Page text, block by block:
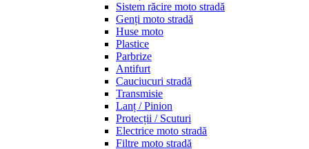
Sistem răcire moto stradă
Genți moto stradă
Huse moto
Plastice
Parbrize
Antifurt
Cauciucuri stradă
Transmisie
Lanț / Pinion
Protecții / Scuturi
Electrice moto stradă
Filtre moto stradă